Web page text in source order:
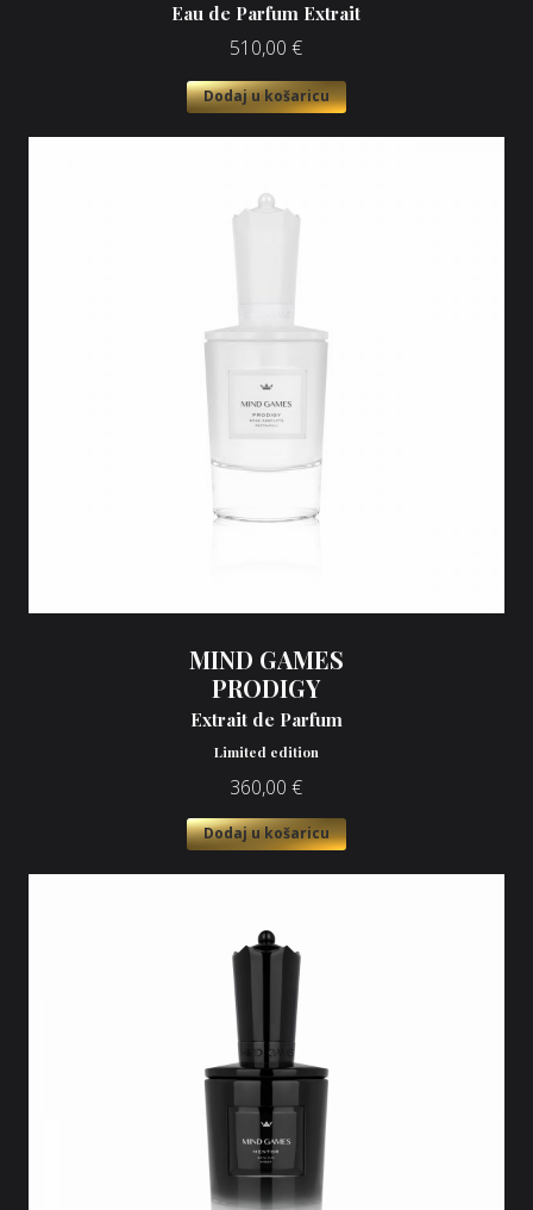
Eau de Parfum Extrait
510,00 €
Dodaj u košaricu
MIND GAMES
PRODIGY
Extrait de Parfum
Limited edition
360,00 €
Dodaj u košaricu